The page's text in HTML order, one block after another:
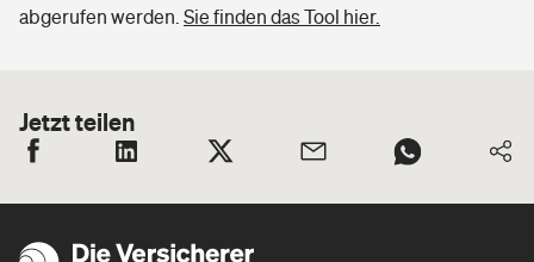
abgerufen werden. Sie finden das Tool hier.
Jetzt teilen